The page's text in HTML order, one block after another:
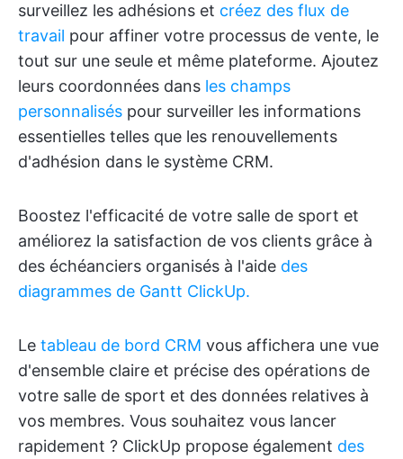
surveillez les adhésions et créez des flux de
travail pour affiner votre processus de vente, le
tout sur une seule et même plateforme. Ajoutez
leurs coordonnées dans les champs
personnalisés pour surveiller les informations
essentielles telles que les renouvellements
d'adhésion dans le système CRM.
Boostez l'efficacité de votre salle de sport et
améliorez la satisfaction de vos clients grâce à
des échéanciers organisés à l'aide des
diagrammes de Gantt ClickUp.
Le tableau de bord CRM vous affichera une vue
d'ensemble claire et précise des opérations de
votre salle de sport et des données relatives à
vos membres. Vous souhaitez vous lancer
rapidement ? ClickUp propose également des